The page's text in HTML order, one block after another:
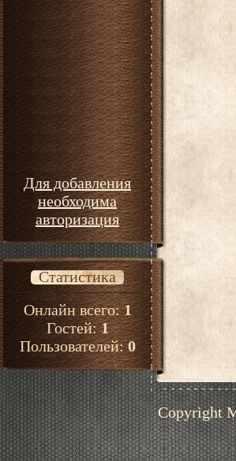
Для добавления
необходима
авторизация
Статистика
Онлайн всего:1
Гостей:1
Пользователей:0
Copyright